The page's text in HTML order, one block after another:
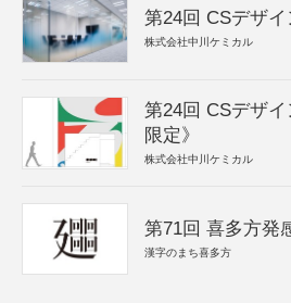
第24回 CSデザ
株式会社中川ケミカル
第24回 CSデザ
限定》
株式会社中川ケミカル
第71回 喜多方発
漢字のまち喜多方